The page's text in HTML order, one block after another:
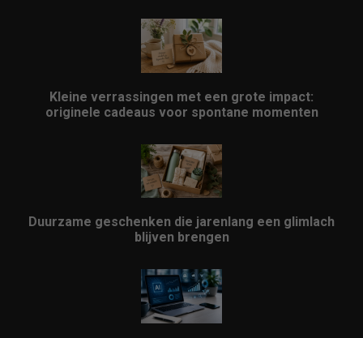
Kleine verrassingen met een grote impact:
originele cadeaus voor spontane momenten
Duurzame geschenken die jarenlang een glimlach
blijven brengen